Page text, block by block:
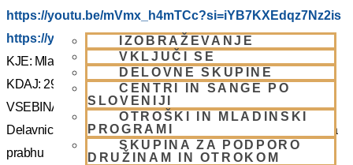
IZOBRAŽEVANJE
VKLJUČI SE
DELOVNE SKUPINE
CENTRI IN SANGE PO
SLOVENIJI
OTROŠKI IN MLADINSKI
PROGRAMI
SKUPINA ZA PODPORO
DRUŽINAM IN OTROKOM
https://youtu.be/mVmx_h4mTCc?si=iYB7KXEdqz7Nz2is
https://youtu.be/AziuZJyrho4?si=Zr5a_H8Hj-X888vW
KJE: Mladinski dom na Smolniku (mariborsko Pohorje)
KDAJ: 29.7.- 2.8.2025 (od torka do sobote)
VSEBINA:
Delavnice in bo vodil, Šrila Prabhupadov učenec NM Mahatma
prabhu